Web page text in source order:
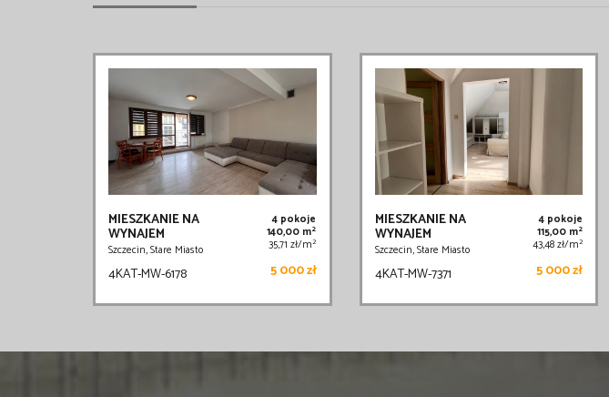
MIESZKANIE NA
WYNAJEM
Szczecin, Stare Miasto
4 pokoje
140,00 m2
35,71 zł/m2
4KAT-MW-6178 5 000 zł
MIESZKANIE NA
WYNAJEM
Szczecin, Stare Miasto
4 pokoje
115,00 m2
43,48 zł/m2
4KAT-MW-7371 5 000 zł